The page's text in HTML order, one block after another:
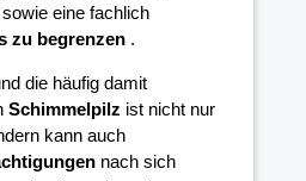
eine fachlich
zu begrenzen.
die häufig damit
Schimmelpilz ist nicht nur
kann auch
nach sich